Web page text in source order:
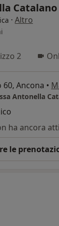
Catalano
· Altro
2
Ancona •
Antonella
le